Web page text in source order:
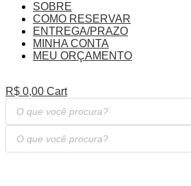
SOBRE
COMO RESERVAR
ENTREGA/PRAZO
MINHA CONTA
MEU ORÇAMENTO
R$ 0,00 Cart
Pesquisar
produtos
Pesquisar
produtos